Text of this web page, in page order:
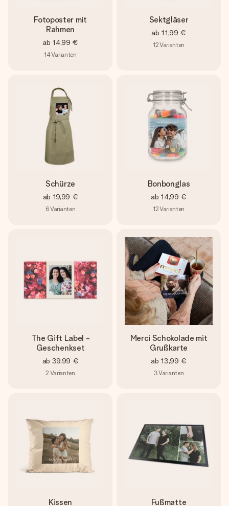
Fotoposter mit
Rahmen
ab 14,99 €
14Varianten
Sektgläser
ab 11,99 €
12Varianten
Schürze
ab 19,99 €
6Varianten
Bonbonglas
ab 14,99 €
12Varianten
The Gift Label -
Geschenkset
ab 39,99 €
2 Varianten
Merci Schokolade mit
Grußkarte
ab 13,99 €
3Varianten
Kissen Fußmatte